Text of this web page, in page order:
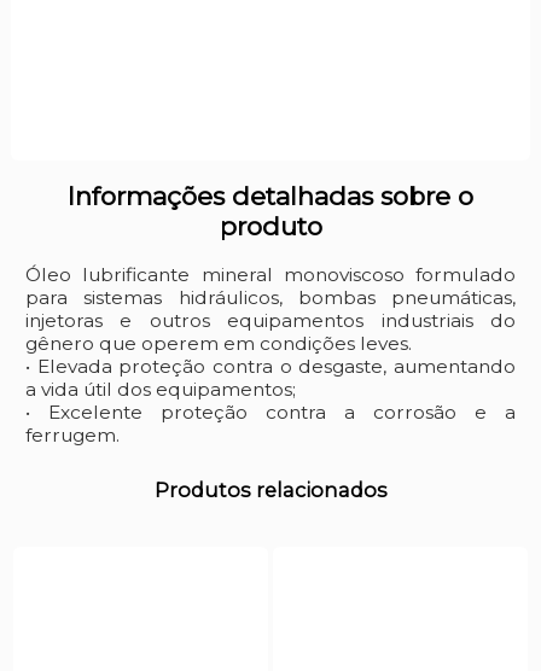
Informações detalhadas sobre o
produto
Óleo lubrificante mineral monoviscoso formulado
para sistemas hidráulicos, bombas pneumáticas,
injetoras e outros equipamentos industriais do
gênero que operem em condições leves.
• Elevada proteção contra o desgaste, aumentando
a vida útil dos equipamentos;
• Excelente proteção contra a corrosão e a
ferrugem.
Produtos relacionados